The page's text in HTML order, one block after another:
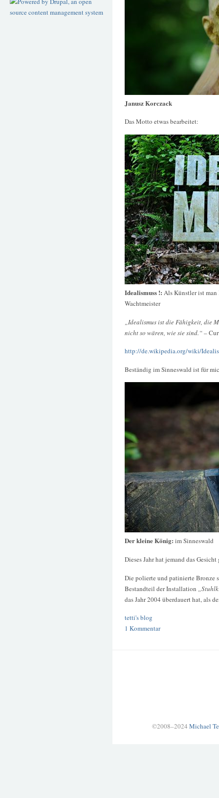
Janusz Korczack
Das Motto etwas bearbeitet:
Idealismuss !: Als Künstler ist
Wachtmeister
„Idealismus ist die Fähigkeit, die
nicht so wären, wie sie sind.“–
http://de.wikipedia.org/wiki/
Beständig im Sinneswald ist für
Der kleine König: im Sinneswald
Dieses Jahr hat jemand das
Die polierte und patinierte Bronze
Bestandteil der Installation
das Jahr 2004 überdauert hat, als
tetti's blog
1 Kommentar
©2008–2024 Michael